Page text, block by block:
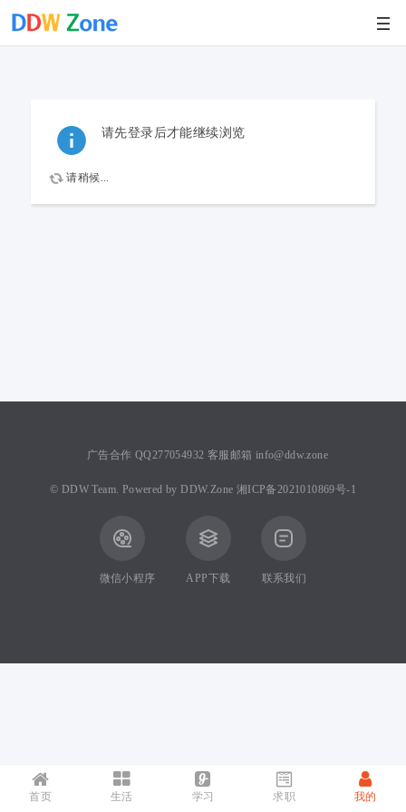
请先登录后才能继续浏览
请稍候...
首页 生活 学习 求职 我的
广告合作 QQ277054932 客服邮箱 info@ddw.zone
© DDW Team. Powered byDDW.Zone 湘ICP备2021010869号-1
微信小程序 APP下载 联系我们